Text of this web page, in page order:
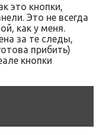
это кнопки,
Это не всегда
как у меня.
за те следы,
прибить)
кнопки